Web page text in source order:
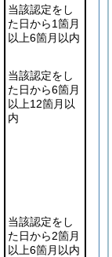
当該認定をし
た日から1箇月
以上6箇月以内
当該認定をし
た日から6箇月
以上12箇月以
内
当該認定をし
た日から2箇月
以上6箇月以内